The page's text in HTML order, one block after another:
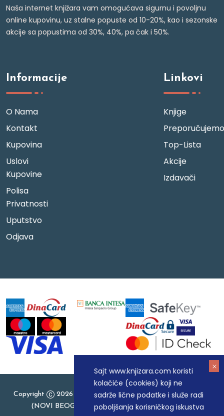
Sajt www.knjizara.com koristi
kolačiće (cookies) koji ne
sadrže lične podatke i služe radi
poboljšanja korisničkog iskustva
Naša internet knjižara vam omogućava sigurnu i povoljnu
online kupovinu, uz stalne popuste od 10-20%, kao i sezonske
akcije sa popustima od 30%, 40%, pa čak i 50%.
Informacije
O Nama
Kontakt
Kupovina
Uslovi
Kupovine
Polisa
Privatnosti
Uputstvo
Odjava
Linkovi
Knjige
Preporučujemo
Top-Lista
Akcije
Izdavači
Copyright
2026 Knjizara.com - MAKART DOO BEOGRAD
(NOVI BEOGRAD), PIB: 105184104, MB: 20337524